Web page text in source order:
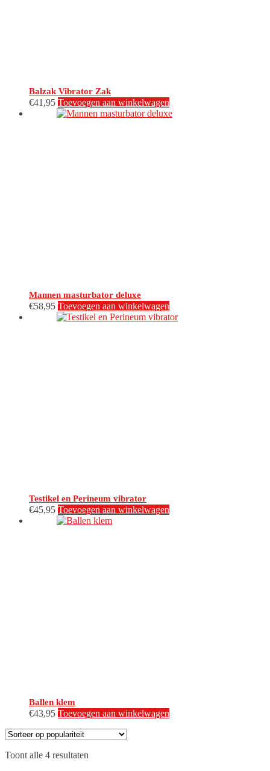
Balzak Vibrator Zak
€41,95 Toevoegen aan winkelwagen
Mannen masturbator deluxe
€58,95 Toevoegen aan winkelwagen
Testikel en Perineum vibrator
€45,95 Toevoegen aan winkelwagen
Ballen klem
€43,95 Toevoegen aan winkelwagen
Toont alle 4 resultaten